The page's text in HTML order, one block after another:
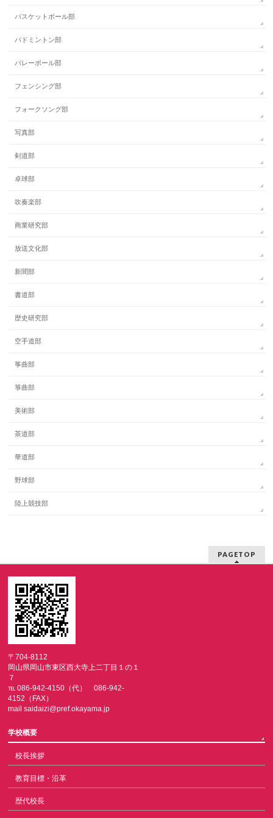
バスケットボール部
バドミントン部
バレーボール部
フェンシング部
フォークソング部
写真部
剣道部
卓球部
吹奏楽部
商業研究部
放送文化部
新聞部
書道部
歴史研究部
空手道部
筝曲部
箏曲部
美術部
茶道部
華道部
野球部
陸上競技部
PAGETOP
〒704-8112
岡山県岡山市東区西大寺上二丁目１の１
７
℡ 086-942-4150（代） 086-942-
4152（FAX）
mail saidaizi@pref.okayama.jp
学校概要
校長挨拶
教育目標・沿革
歴代校長